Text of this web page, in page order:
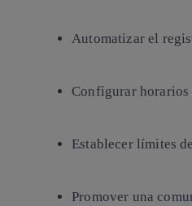
Automatizar el
Configurar horarios
Establecer límites
Promover una